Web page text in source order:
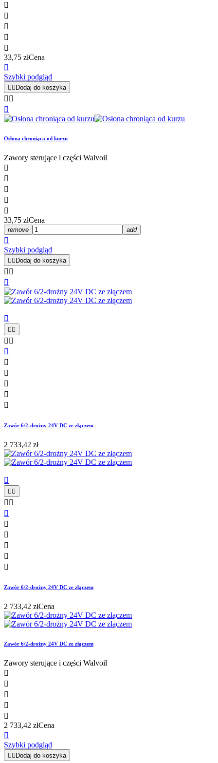





33,75 złCena

Szybki podgląd
  Dodaj do koszyka
 

Osłona chroniąca od kurzu
Zawory sterujące i części Walvoil





33,75 złCena
remove add

Szybki podgląd
  Dodaj do koszyka
 


 
 






Zawór 6/2-drożny 24V DC ze złączem
2 733,42 zł

 
 






Zawór 6/2-drożny 24V DC ze złączem
2 733,42 złCena
Zawór 6/2-drożny 24V DC ze złączem
Zawory sterujące i części Walvoil





2 733,42 złCena

Szybki podgląd
  Dodaj do koszyka